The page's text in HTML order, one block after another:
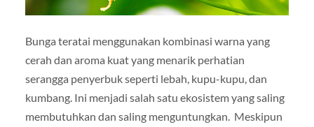
Bunga teratai menggunakan kombinasi warna yang
cerah dan aroma kuat yang menarik perhatian
serangga penyerbuk seperti lebah, kupu-kupu, dan
kumbang. Ini menjadi salah satu ekosistem yang saling
membutuhkan dan saling menguntungkan. Meskipun